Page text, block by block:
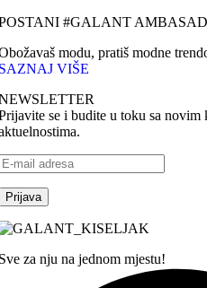
#GALANT
modu, pratiš modne
VIŠE
se i budite u toku sa
za nju na jednom mjestu!